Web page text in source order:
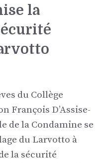
la
du Collège
François D’Assise-
de la Condamine se
du Larvotto à
la sécurité